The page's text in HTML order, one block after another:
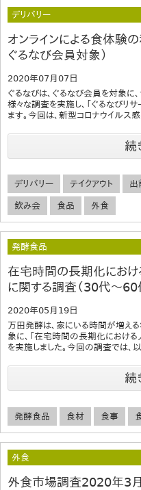
デリバリー
オンラインによる食体験
ぐるなび会員対象）
2020年07月07日
ぐるなびは、ぐるなび会員を対象に
様々な調査を実施し、「ぐるなびリ
ます。今回は、新型コロナウイルス
続
デリバリー テイクアウト 出
飲み会 食品 外食
発酵食品
在宅時間の長期化にお
に関する調査（30代～60
2020年05月19日
万田発酵は、家にいる時間が増え
象に、「在宅時間の長期化におけ
を実施しました。今回の調査では、
続
発酵食品 食材 食事
外食
外食市場調査2020年3